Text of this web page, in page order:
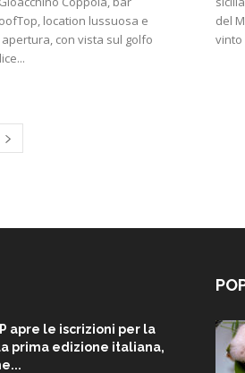
location lussuosa e
con vista sul golfo
del
vinto
apre le iscrizioni per la
prima edizione italiana,